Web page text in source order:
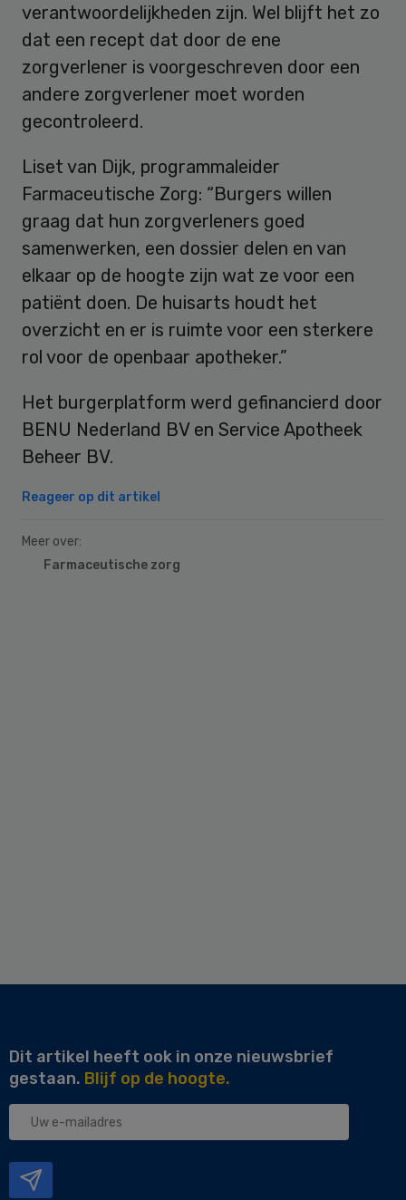
verantwoordelijkheden zijn. Wel blijft het zo
dat een recept dat door de ene
zorgverlener is voorgeschreven door een
andere zorgverlener moet worden
gecontroleerd.
Liset van Dijk, programmaleider
Farmaceutische Zorg: “Burgers willen
graag dat hun zorgverleners goed
samenwerken, een dossier delen en van
elkaar op de hoogte zijn wat ze voor een
patiënt doen. De huisarts houdt het
overzicht en er is ruimte voor een sterkere
rol voor de openbaar apotheker.”
Het burgerplatform werd gefinancierd door
BENU Nederland BV en Service Apotheek
Beheer BV.
Reageer op dit artikel
Meer over:
Farmaceutische zorg
Dit artikel heeft ook in onze nieuwsbrief
gestaan. Blijf op de hoogte.
Uw